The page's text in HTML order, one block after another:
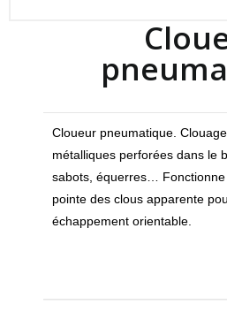
Cloueur pneumatique.
métalliques perforées dans le
sabots, équerres…
pointe des clous apparente
échappement orientable.